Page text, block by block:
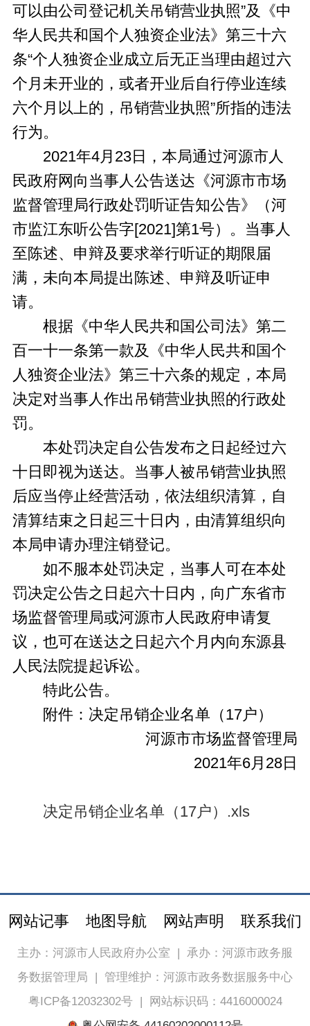
可以由公司登记机关吊销营业执照”及《中
华人民共和国个人独资企业法》第三十六
条“个人独资企业成立后无正当理由超过六
个月未开业的，或者开业后自行停业连续
六个月以上的，吊销营业执照”所指的违法
行为。
2021年4月23日，本局通过河源市人
民政府网向当事人公告送达《河源市市场
监督管理局行政处罚听证告知公告》（河
市监江东听公告字[2021]第1号）。当事人
至陈述、申辩及要求举行听证的期限届
满，未向本局提出陈述、申辩及听证申
请。
根据《中华人民共和国公司法》第二
百一十一条第一款及《中华人民共和国个
人独资企业法》第三十六条的规定，本局
决定对当事人作出吊销营业执照的行政处
罚。
本处罚决定自公告发布之日起经过六
十日即视为送达。当事人被吊销营业执照
后应当停止经营活动，依法组织清算，自
清算结束之日起三十日内，由清算组织向
本局申请办理注销登记。
如不服本处罚决定，当事人可在本处
罚决定公告之日起六十日内，向广东省市
场监督管理局或河源市人民政府申请复
议，也可在送达之日起六个月内向东源县
人民法院提起诉讼。
特此公告。
附件：决定吊销企业名单（17户）
河源市市场监督管理局
2021年6月28日
决定吊销企业名单（17户）.xls
网站记事 地图导航 网站声明 联系我们
主办：河源市人民政府办公室 | 承办：河源市政务服
务数据管理局 | 管理维护：河源市政务数据服务中心
粤ICP备12032302号|
网站标识码：4416000024